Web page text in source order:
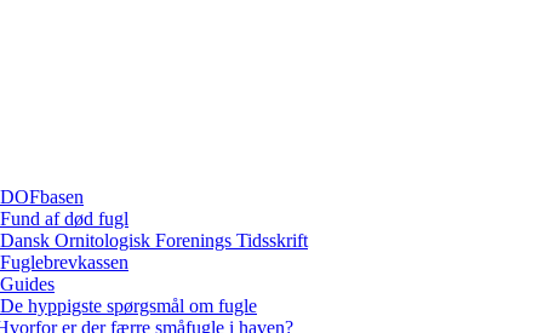
DOFbasen
Fund af død fugl
Dansk Ornitologisk Forenings Tidsskrift
Fuglebrevkassen
Guides
De hyppigste spørgsmål om fugle
er der færre småfugle i haven?